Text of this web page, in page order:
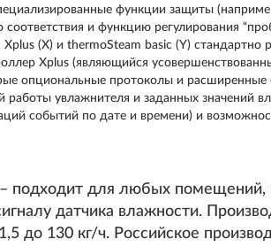
функции защиты
соответствия и функцию регулирования
(X) и thermoSteam basic (Y)
Xplus (являющийся
опциональные протоколы и расширенные
работы увлажнителя и заданных значений
событий по дате и времени) и
подходит для любых помещений,
датчика влажности.
до 130 кг/ч. Российское